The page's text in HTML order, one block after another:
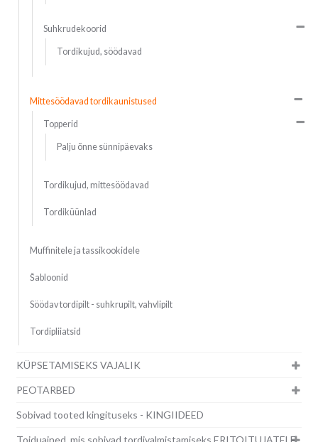
Suhkrudekoorid
Tordikujud, söödavad
Mittesöödavad tordikaunistused
Topperid
Palju õnne sünnipäevaks
Tordikujud, mittesöödavad
Tordiküünlad
Muffinitele ja tassikookidele
Šabloonid
Söödav tordipilt - suhkrupilt, vahvlipilt
Tordipliiatsid
KÜPSETAMISEKS VAJALIK
PEOTARBED
Sobivad tooted kingituseks - KINGIIDEED
Toiduained, mis sobivad tordivalmistamiseks ERITOITUJATELE